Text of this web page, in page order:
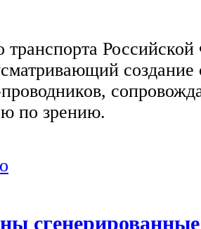
транспорта
создание
по зрению.